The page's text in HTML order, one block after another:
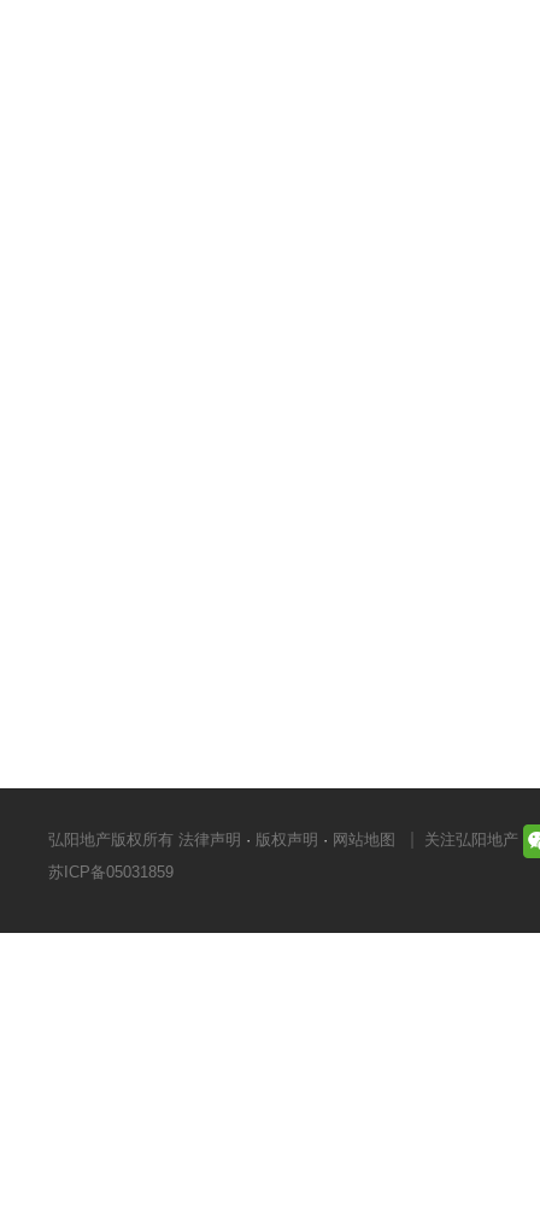
弘阳地产版权所有 法律声明 · 版权声明 · 网站地图
关注弘阳地产
苏ICP备05031859